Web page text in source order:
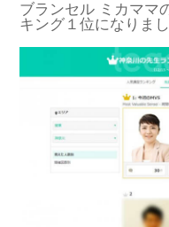
ブランセル ミカママ
キング１位になりま